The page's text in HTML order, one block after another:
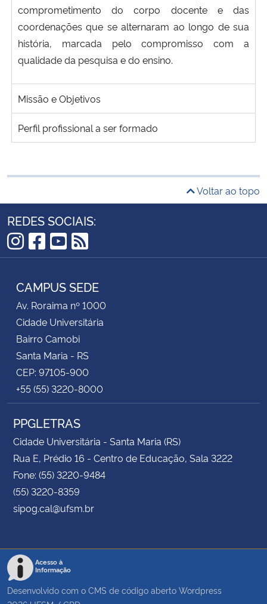
comprometimento do corpo docente e das
coordenações que se alternaram ao longo de sua
história, marcada pelo compromisso com a
qualidade da pesquisa e do ensino.
Missão e Objetivos
Perfil profissional a ser formado
Voltar ao topo
REDES SOCIAIS:
Instagram
Facebook
YouTube
RSS
CAMPUS SEDE
Av. Roraima nº 1000
Cidade Universitária
Bairro Camobi
Santa Maria - RS
CEP: 97105-900
+55 (55) 3220-8000
PPGLETRAS
Cidade Universitária - Santa Maria (RS)
Rua E, Prédio 16 - Centro de Educação, Sala 3222
Fone: (55) 3220-9484
(55) 3220-8359
sipog.cal@ufsm.br
Acesso à
Informação
Desenvolvido com o CMS de código aberto Wordpress